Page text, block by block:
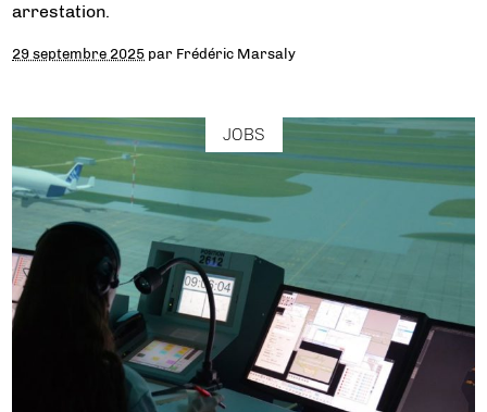
arrestation.
29 septembre 2025 par Frédéric Marsaly
JOBS